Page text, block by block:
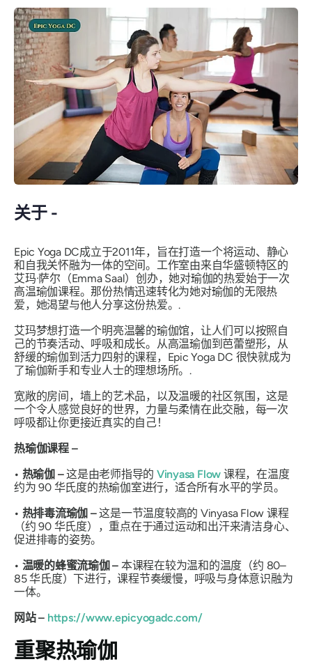
关于 -
Epic Yoga DC成立于2011年，旨在打造一个将运动、静心
和自我关怀融为一体的空间。工作室由来自华盛顿特区的
艾玛·萨尔（Emma Saal）创办，她对瑜伽的热爱始于一次
高温瑜伽课程。那份热情迅速转化为她对瑜伽的无限热
爱，她渴望与他人分享这份热爱。.
艾玛梦想打造一个明亮温馨的瑜伽馆，让人们可以按照自
己的节奏活动、呼吸和成长。从高温瑜伽到芭蕾塑形，从
舒缓的瑜伽到活力四射的课程，Epic Yoga DC 很快就成为
了瑜伽新手和专业人士的理想场所。.
宽敞的房间，墙上的艺术品，以及温暖的社区氛围，这是
一个令人感觉良好的世界，力量与柔情在此交融，每一次
呼吸都让你更接近真实的自己！
热瑜伽课程 –
• 热瑜伽 –这是由老师指导的 Vinyasa Flow 课程，在温度
约为 90 华氏度的热瑜伽室进行，适合所有水平的学员。
• 热排毒流瑜伽 –这是一节温度较高的 Vinyasa Flow 课程
（约 90 华氏度），重点在于通过运动和出汗来清洁身心、
促进排毒的姿势。
• 温暖的蜂蜜流瑜伽 – 本课程在较为温和的温度（约 80–
85 华氏度）下进行，课程节奏缓慢，呼吸与身体意识融为
一体。
网站 – https://www.epicyogadc.com/
重聚热瑜伽